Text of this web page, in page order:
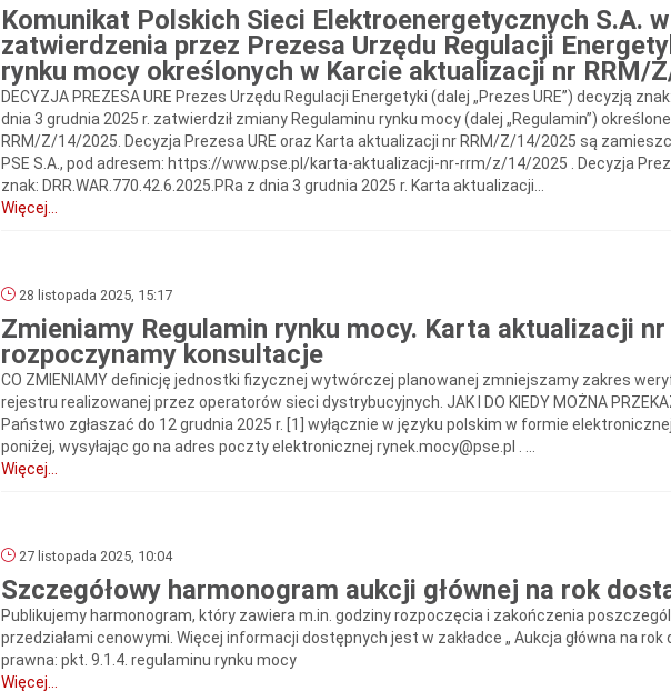
Komunikat Polskich Sieci Elektroenergetycznych S.A.
zatwierdzenia przez Prezesa Urzędu Regulacji
rynku mocy określonych w Karcie aktualizacji nr RRM/
DECYZJA PREZESA URE Prezes Urzędu Regulacji Energetyki (dalej „Prezes URE”) decyzją
dnia 3 grudnia 2025 r. zatwierdził zmiany Regulaminu rynku mocy (dalej „Regulamin”)
RRM/Z/14/2025. Decyzja Prezesa URE oraz Karta aktualizacji nr RRM/Z/14/2025 są
PSE S.A., pod adresem: https://www.pse.pl/karta-aktualizacji-nr-rrm/z/14/2025 . Decyzja
znak: DRR.WAR.770.42.6.2025.PRa z dnia 3 grudnia 2025 r. Karta aktualizacji...
Więcej...
28 listopada 2025, 15:17
Zmieniamy Regulamin rynku mocy. Karta aktualizacji
rozpoczynamy konsultacje
CO ZMIENIAMY definicję jednostki fizycznej wytwórczej planowanej zmniejszamy zakres
rejestru realizowanej przez operatorów sieci dystrybucyjnych. JAK I DO KIEDY MOŻNA
Państwo zgłaszać do 12 grudnia 2025 r. [1] wyłącznie w języku polskim w formie
poniżej, wysyłając go na adres poczty elektronicznej rynek.mocy@pse.pl . ...
Więcej...
27 listopada 2025, 10:04
Szczegółowy harmonogram aukcji głównej na rok
Publikujemy harmonogram, który zawiera m.in. godziny rozpoczęcia i zakończenia
przedziałami cenowymi. Więcej informacji dostępnych jest w zakładce „ Aukcja główna na
prawna: pkt. 9.1.4. regulaminu rynku mocy
Więcej...